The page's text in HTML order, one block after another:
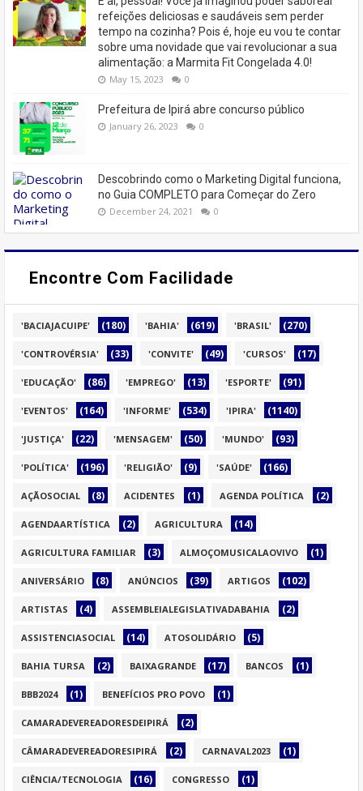
refeições deliciosas e saudáveis ​​sem perder
tempo na cozinha? Pois é, hoje eu vou te contar
sobre uma novidade que vai revolucionar a sua
alimentação: a Marmita Fit Congelada 4.0!
May 15, 2023 0
Prefeitura de Ipirá abre concurso público
January 26, 2023 0
Descobrindo como o Marketing Digital funciona,
no Guia COMPLETO para Começar do Zero
December 24, 2021 0
Encontre Com Facilidade
'BACIAJACUIPE' (180) 'BAHIA' (619) 'BRASIL' (270)
'CONTROVÉRSIA' (33) 'CONVITE' (49) 'CURSOS' (17)
'EDUCAÇÃO' (86) 'EMPREGO' (13) 'ESPORTE' (91)
'EVENTOS' (164) 'INFORME' (534) 'IPIRA' (1140)
'JUSTIÇA' (22) 'MENSAGEM' (50) 'MUNDO' (93)
'POLÍTICA' (196) 'RELIGIÃO' (9) 'SAÚDE' (166)
AÇÃOSOCIAL (8) ACIDENTES (1) AGENDA POLÍTICA (2)
AGENDAARTÍSTICA (2) AGRICULTURA (14)
AGRICULTURA FAMILIAR (3) ALMOÇOMUSICALAOVIVO (1)
ANIVERSÁRIO (8) ANÚNCIOS (39) ARTIGOS (102)
ARTISTAS (4) ASSEMBLEIALEGISLATIVADABAHIA (2)
ASSISTENCIASOCIAL (14) ATOSOLIDÁRIO (5)
BAHIA TURSA (2) BAIXAGRANDE (17) BANCOS (1)
BBB2024 (1) BENEFÍCIOS PRO POVO (1)
CAMARADEVEREADORESDEIPIRÁ (2)
CÂMARADEVEREADORESIPIRÁ (2) CARNAVAL2023 (1)
CIÊNCIA/TECNOLOGIA (16) CONGRESSO (1)